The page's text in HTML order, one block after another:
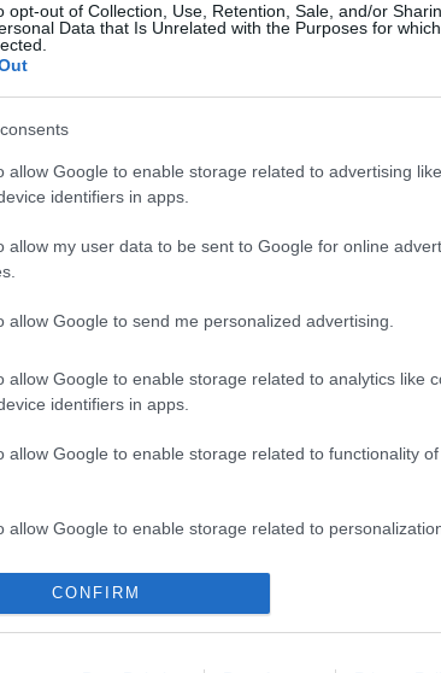
opt-out of Collection, Use, Retention, Sale, and/or
Data that Is Unrelated with the Purposes for
allow Google to enable storage related to advertising
identifiers in apps.
allow my user data to be sent to Google for online
allow Google to send me personalized advertising.
allow Google to enable storage related to analytics like
identifiers in apps.
allow Google to enable storage related to functionality
allow Google to enable storage related to
allow Google to enable storage related to security,
functionality and fraud prevention, and other user
CONFIRM
legyen a Google-találatokban!
#HARANGOZÓ LAURA #HARANGOZÓ PETRA #